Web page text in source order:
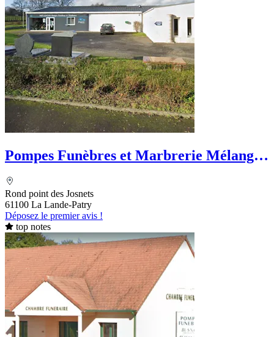
Pompes Funèbres et Marbrerie Mélanger
Rond point des Josnets
61100 La Lande-Patry
Déposez le premier avis !
top notes